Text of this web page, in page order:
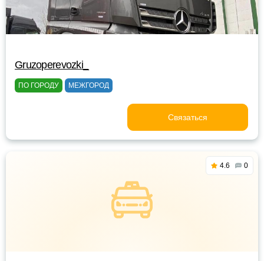
Gruzoperevozki_
ПО ГОРОДУ МЕЖГОРОД
Связаться
4.6 0